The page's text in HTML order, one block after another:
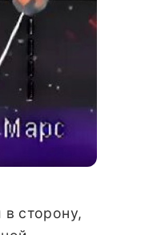
сторону,